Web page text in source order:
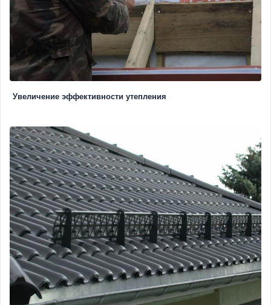
Увеличение эффективности утепления